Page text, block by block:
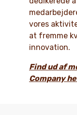
vores
at fremme
innovation.
Find ud af
Company